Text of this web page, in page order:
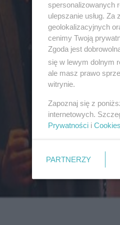
spersonalizowanych
ulepszanie usług.
geolokalizacyjnych
cenimy Twoją
Zgoda jest
się w lewym dolnym
ale masz prawo
witrynie.
Zapoznaj się z
internetowych.
Prywatności i
PARTNERZY